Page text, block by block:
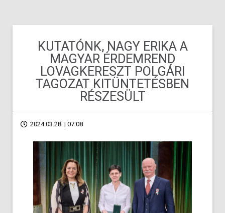
KUTATÓNK, NAGY ERIKA A
MAGYAR ÉRDEMREND
LOVAGKERESZT POLGÁRI
TAGOZAT KITÜNTETÉSBEN
RÉSZESÜLT
2024.03.28. | 07:08